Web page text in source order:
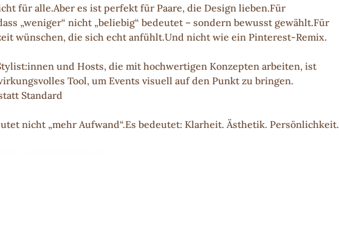
für alle.Aber es ist perfekt für Paare, die Design lieben.Für
„weniger“ nicht „beliebig“ bedeutet – sondern bewusst gewählt.Für
wünschen, die sich echt anfühlt.Und nicht wie ein Pinterest-Remix.
und Hosts, die mit hochwertigen Konzepten arbeiten, ist
Tool, um Events visuell auf den Punkt zu bringen.
Standard
nicht „mehr Aufwand“.Es bedeutet: Klarheit. Ästhetik. Persönlichkeit.